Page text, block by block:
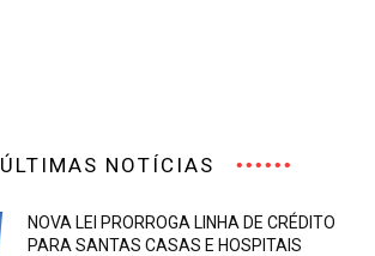
ÚLTIMAS NOTÍCIAS
NOVA LEI PRORROGA LINHA DE CRÉDITO
PARA SANTAS CASAS E HOSPITAIS